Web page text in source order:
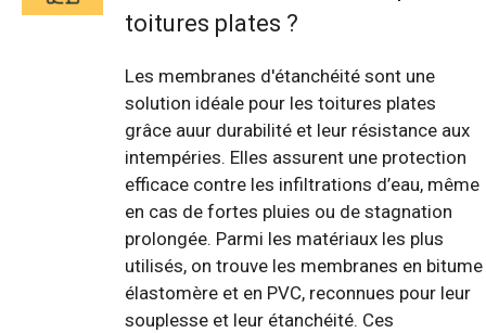
toitures plates ?
Les membranes d'étanchéité sont une
solution idéale pour les toitures plates
grâce auur durabilité et leur résistance aux
intempéries. Elles assurent une protection
efficace contre les infiltrations d’eau, même
en cas de fortes pluies ou de stagnation
prolongée. Parmi les matériaux les plus
utilisés, on trouve les membranes en bitume
élastomère et en PVC, reconnues pour leur
souplesse et leur étanchéité. Ces